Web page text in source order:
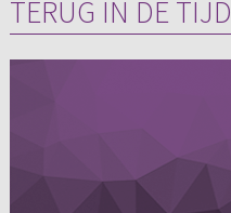
TERUG IN DE TIJD